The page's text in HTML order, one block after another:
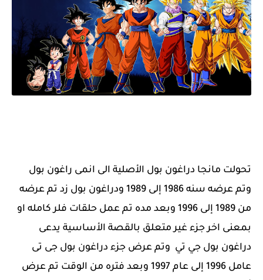
تحولت مانجا دراغون بول الأصلية الى انمى راغون بول
وتم عرضه سنه 1986 إلى 1989 ودراغون بول زد تم عرضه
من 1989 إلى 1996 وبعد مده تم عمل حلقات فلر كامله او
بمعنى اخر جزء غير متعلق بالقصة الأساسية يدعى
دراغون بول جي تي وتم عرض جزء دراغون بول جى تى
عامل 1996 إلى عام 1997 وبعد فتره من الوقت تم عرض